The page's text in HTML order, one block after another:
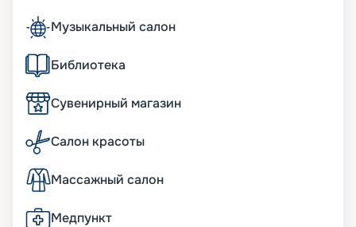
Музыкальный салон
Библиотека
Сувенирный магазин
Салон красоты
Массажный салон
Медпункт